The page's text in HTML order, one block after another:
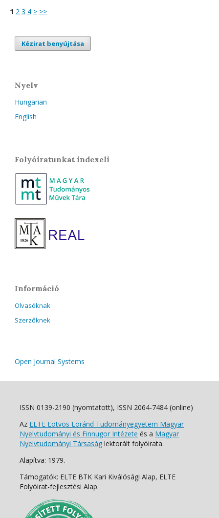
1 2 3 4 > >>
Kézirat benyújtása
Nyelv
Hungarian
English
Folyóiratunkat indexeli
Információ
Olvasóknak
Szerzőknek
Open Journal Systems
ISSN 0139-2190 (nyomtatott), ISSN 2064-7484 (online)
Az ELTE Eötvös Loránd Tudományegyetem Magyar
Nyelvtudományi és Finnugor Intézete és a Magyar
Nyelvtudományi Társaság lektorált folyóirata.
Alapítva: 1979.
Támogatók: ELTE BTK Kari Kiválósági Alap, ELTE
Folyóirat-fejlesztési Alap.